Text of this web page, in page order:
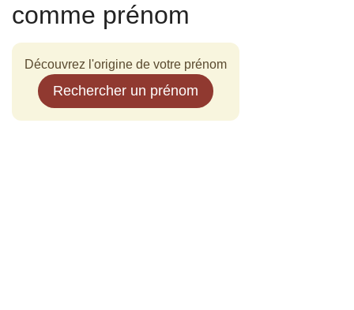
comme prénom
Découvrez l'origine de votre prénom
Rechercher un prénom